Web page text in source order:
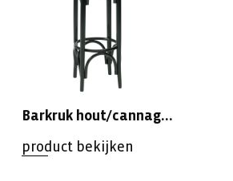
Barkruk hout/cannage zwart
product bekijken